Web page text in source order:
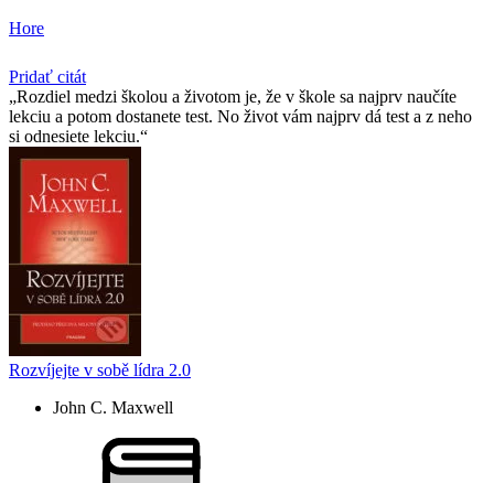
Hore
Pridať citát
Rozdiel medzi školou a životom je, že v škole sa najprv naučíte
lekciu a potom dostanete test. No život vám najprv dá test a z neho
si odnesiete lekciu.
Rozvíjejte v sobě lídra 2.0
John C. Maxwell